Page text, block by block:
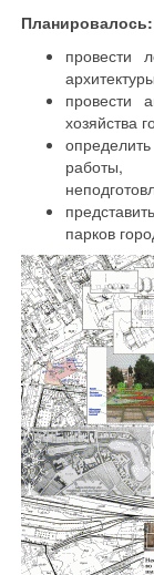
Планировалось:
провести
архитектуры
провести
хозяйства
парков